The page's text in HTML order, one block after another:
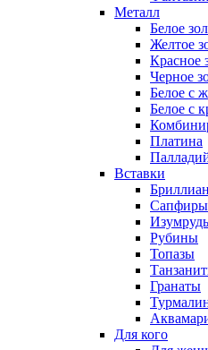
Металл
Белое
Желтое
Красное
Черное
Белое с
Белое с
Платина
Вставки
Сапфиры
Рубины
Топазы
Гранаты
Для кого